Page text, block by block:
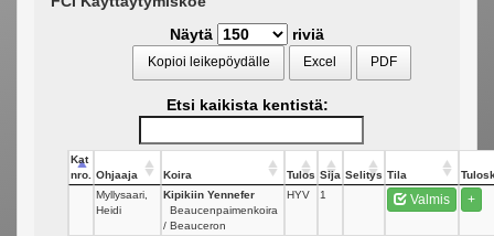
Näytä
riviä
Kopioi leikepöydälle Excel PDF
Etsi kaikista kentistä:
Kat
nro.
Ohjaaja Koira Tulos Sija Selitys Tila
Myllysaari,
Heidi
Kipikiin Yennefer
Beaucenpaimenkoira
/ Beauceron
HYV 1 Valmis +